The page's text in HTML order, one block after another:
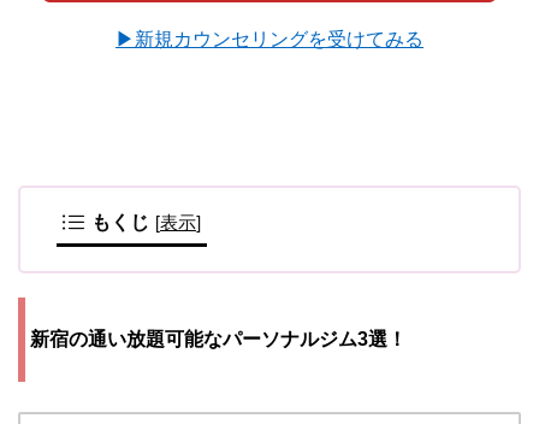
▶︎新規カウンセリングを受けてみる
もくじ [表示]
新宿の通い放題可能なパーソナルジム3選！